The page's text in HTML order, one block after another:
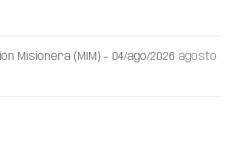
Misionera (MIM) – 04/ago/2026 agosto